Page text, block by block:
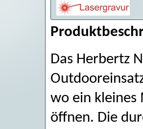
Das Herbertz
wo ein kleines
öffnen. Die